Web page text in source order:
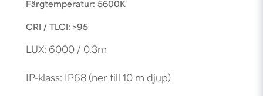
Färgtemperatur: 5600K
CRI / TLCI: >95
LUX: 6000 / 0.3m
IP-klass: IP68 (ner till 10 m djup)